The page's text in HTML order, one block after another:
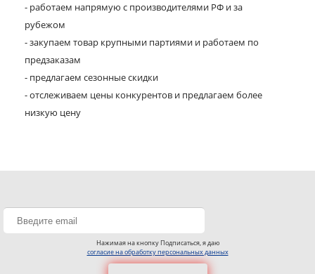
- работаем напрямую с производителями РФ и за
рубежом
- закупаем товар крупными партиями и работаем по
предзаказам
- предлагаем сезонные скидки
- отслеживаем цены конкурентов и предлагаем более
низкую цену
Нажимая на кнопку Подписаться, я даю
согласие на обработку персональных данных